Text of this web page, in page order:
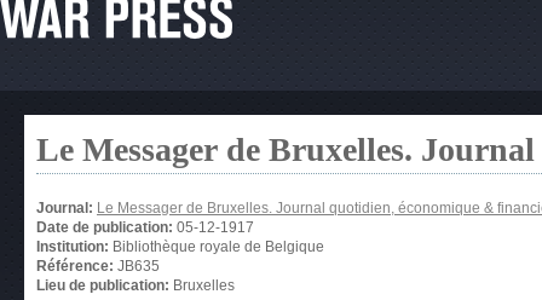
Le Messager de Bruxelles.
Journal: Le Messager de Bruxelles. Journal quotidien, économique &
Date de publication: 05-12-1917
Institution: Bibliothèque royale de Belgique
Référence: JB635
Lieu de publication: Bruxelles